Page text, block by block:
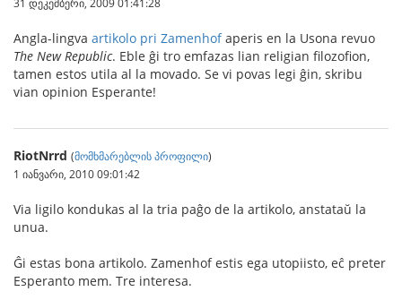
Angla-lingva artikolo pri Zamenhofaperis en la Usona revuo
The New Republic. Eble ĝi tro emfazas lian religian filozofion,
tamen estos utila al la movado. Se vi povas legi ĝin, skribu
vian opinion Esperante!
RiotNrrd (მომხმარებლის პროფილი)
1 იანვარი, 2010 09:01:42
Via ligilo kondukas al la tria paĝo de la artikolo, anstataŭ la
unua.
Ĝi estas bona artikolo. Zamenhof estis ega utopiisto, eĉ preter
Esperanto mem. Tre interesa.